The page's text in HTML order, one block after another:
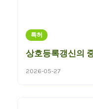
특허
상호등록갱신의
2026-05-27